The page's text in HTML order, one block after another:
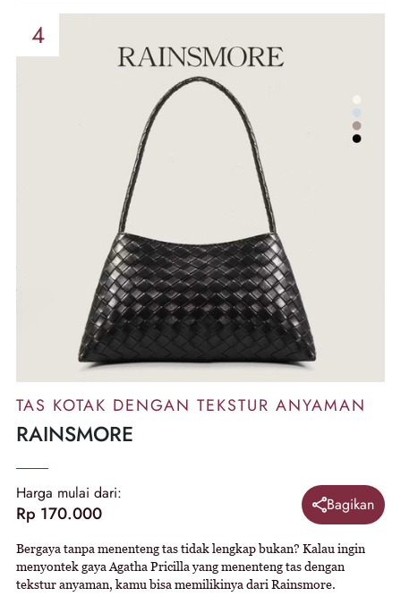
4
TAS KOTAK DENGAN TEKSTUR ANYAMAN
RAINSMORE
Harga mulai dari:
Rp 170.000 Bagikan
Bergaya tanpa menenteng tas tidak lengkap bukan? Kalau ingin
menyontek gaya Agatha Pricilla yang menenteng tas dengan
tekstur anyaman, kamu bisa memilikinya dari Rainsmore.